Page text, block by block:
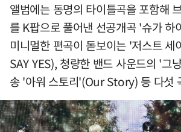
앨범에는 동명의 타이틀곡을 포함해
를 K팝으로 풀어낸 선공개곡 '슈가
미니멀한 편곡이 돋보이는 '저스트
SAY YES), 청량한 밴드 사운드의 '그
송 '아워 스토리'(Our Story) 등 다섯